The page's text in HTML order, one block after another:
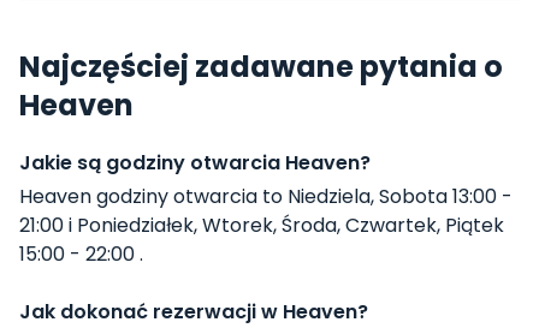
Najczęściej zadawane pytania o
Heaven
Jakie są godziny otwarcia Heaven?
Heaven godziny otwarcia to Niedziela, Sobota 13:00 -
21:00 i Poniedziałek, Wtorek, Środa, Czwartek, Piątek
15:00 - 22:00 .
Jak dokonać rezerwacji w Heaven?